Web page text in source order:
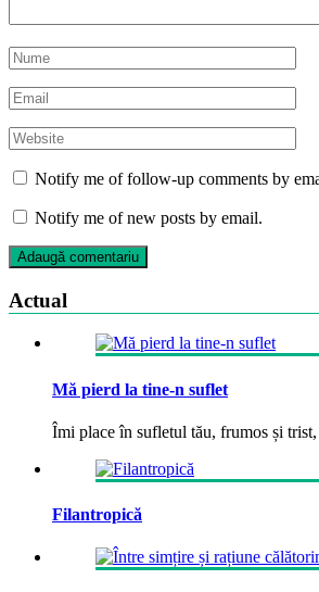
Notify me of follow-up comments by
Notify me of new posts by email.
Actual
Mă pierd la tine-n suflet
Îmi place în sufletul tău, frumos și
Filantropică